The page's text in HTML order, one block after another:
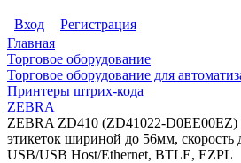
Вход
Регистрация
Главная
Торговое оборудование
Торговое оборудование для
Принтеры штрих-кода
ZEBRA
ZEBRA ZD410 (ZD41022-D0EE00EZ)
этикеток шириной до 56мм, скорость
USB/USB Host/Ethernet, BTLE, EZPL